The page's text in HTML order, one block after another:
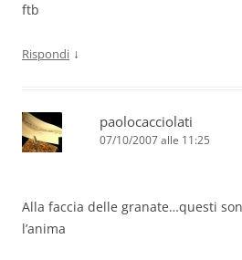
ftb
Rispondi ↓
paolocacciolati
07/10/2007 alle 11:25
Alla faccia delle granate…questi
l’anima